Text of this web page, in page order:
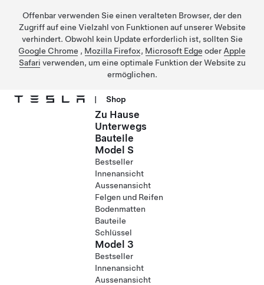
Offenbar verwenden Sie einen veralteten Browser, der den
Zugriff auf eine Vielzahl von Funktionen auf unserer Website
verhindert. Obwohl kein Update erforderlich ist, sollten Sie
Google Chrome , Mozilla Firefox, Microsoft Edge oder Apple
Safari verwenden, um eine optimale Funktion der Website zu
ermöglichen.
| Shop
Zu Hause
Unterwegs
Bauteile
Model S
Bestseller
Innenansicht
Aussenansicht
Felgen und Reifen
Bodenmatten
Bauteile
Schlüssel
Model 3
Bestseller
Innenansicht
Aussenansicht